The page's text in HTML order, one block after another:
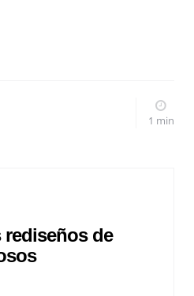
1 min
rediseños de